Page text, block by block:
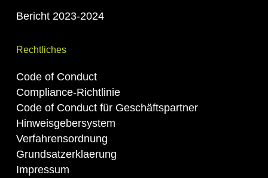
Bericht 2023-2024
Rechtliches
Code of Conduct
Compliance-Richtlinie
Code of Conduct für Geschäftspartner
Hinweisgebersystem
Verfahrensordnung
Grundsatzerklaerung
Impressum